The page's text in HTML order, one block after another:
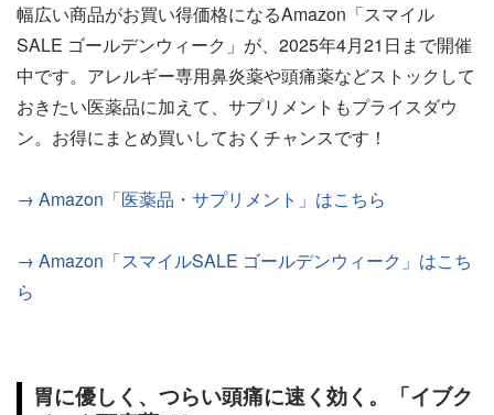
幅広い商品がお買い得価格になるAmazon「スマイル
SALE ゴールデンウィーク」が、2025年4月21日まで開催
中です。アレルギー専用鼻炎薬や頭痛薬などストックして
おきたい医薬品に加えて、サプリメントもプライスダウ
ン。お得にまとめ買いしておくチャンスです！
→ Amazon「医薬品・サプリメント」はこちら
→ Amazon「スマイルSALE ゴールデンウィーク」はこち
ら
胃に優しく、つらい頭痛に速く効く。「イブク